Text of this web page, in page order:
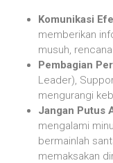
Komunikasi
memberikan
musuh,
Pembagian
Leader),
mengurangi
Jangan Putus
mengalami
bermainlah
memaksakan